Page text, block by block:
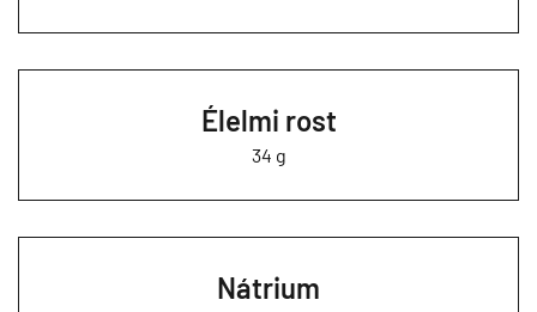
Élelmi rost
34 g
Nátrium